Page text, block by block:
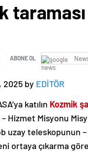
taraması
ABONE OL
2025 by EDİTÖR
katılın Kozmik
Hizmet Misyonu
uzay teleskopunun
ortaya çıkarma